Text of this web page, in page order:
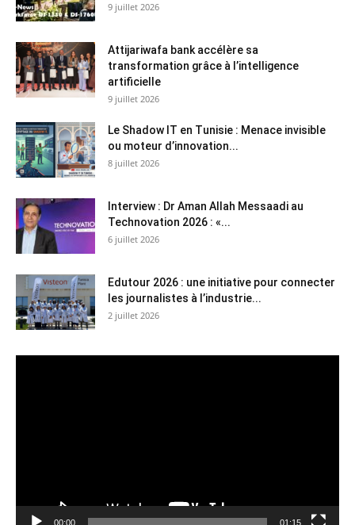
9 juillet 2026
Attijariwafa bank accélère sa
transformation grâce à l’intelligence
artificielle
9 juillet 2026
Le Shadow IT en Tunisie : Menace invisible
ou moteur d’innovation...
8 juillet 2026
Interview : Dr Aman Allah Messaadi au
Technovation 2026 : «...
6 juillet 2026
Edutour 2026 : une initiative pour connecter
les journalistes à l’industrie...
2 juillet 2026
00:00 01:15